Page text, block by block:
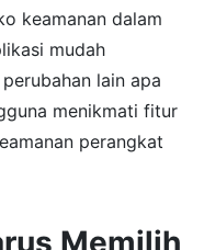
keamanan dalam
mudah
lain apa
menikmati fitur
perangkat
Memilih